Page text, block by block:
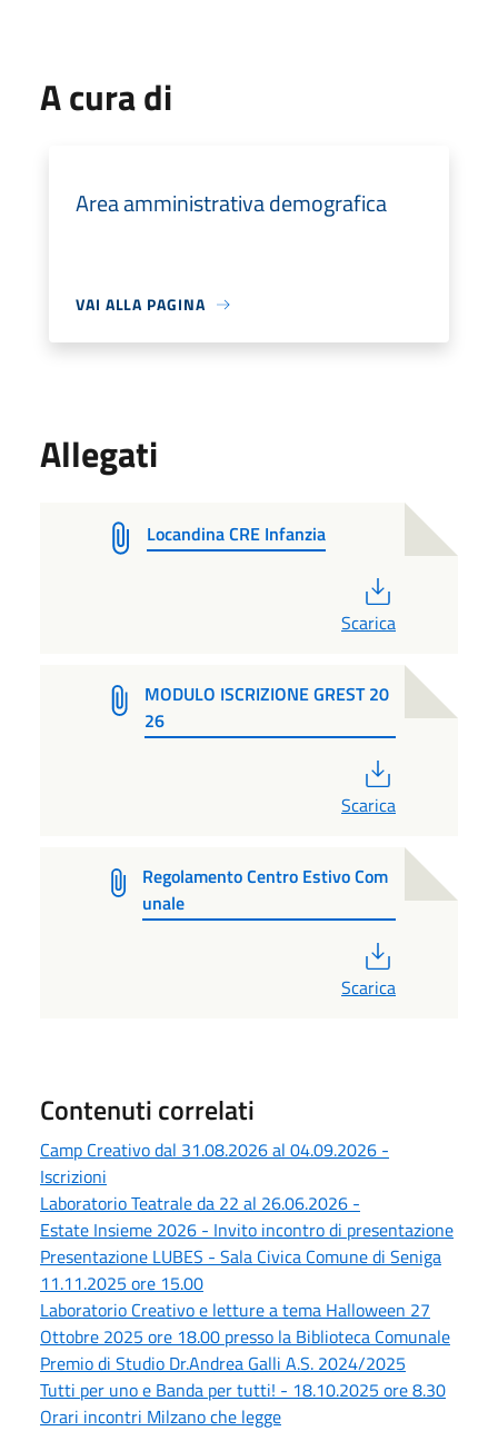
A cura di
Area amministrativa demografica
VAI ALLA PAGINA
Allegati
Locandina CRE Infanzia
Scarica
MODULO ISCRIZIONE GREST 20
26
Scarica
Regolamento Centro Estivo Com
unale
Scarica
Contenuti correlati
Camp Creativo dal 31.08.2026 al 04.09.2026 -
Iscrizioni
Laboratorio Teatrale da 22 al 26.06.2026 -
Estate Insieme 2026 - Invito incontro di presentazione
Presentazione LUBES - Sala Civica Comune di Seniga
11.11.2025 ore 15.00
Laboratorio Creativo e letture a tema Halloween 27
Ottobre 2025 ore 18.00 presso la Biblioteca Comunale
Premio di Studio Dr.Andrea Galli A.S. 2024/2025
Tutti per uno e Banda per tutti! - 18.10.2025 ore 8.30
Orari incontri Milzano che legge